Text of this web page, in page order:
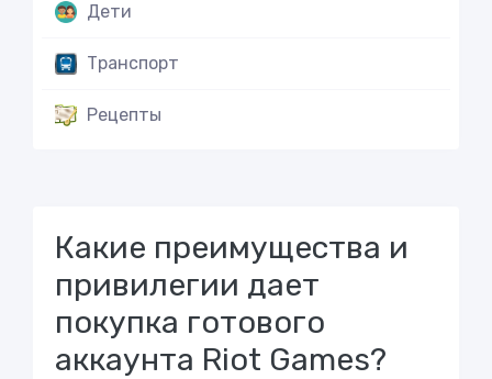
Дети
Транспорт
Рецепты
Какие преимущества и
привилегии дает
покупка готового
аккаунта Riot Games?